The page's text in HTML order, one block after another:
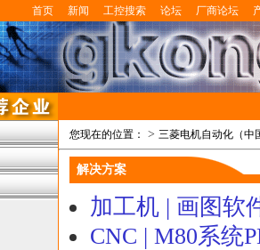
首页 新闻 工控搜索 论坛 厂商论坛
您现在的位置： > 三菱电机自动化（中
解决方案
加工机 | 画图软
CNC | M80系统